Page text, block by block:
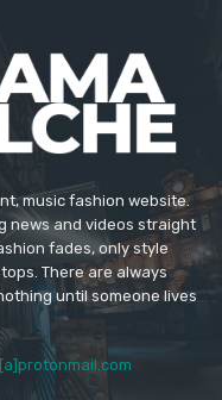
music fashion website.
news and videos straight
fades, only style
There are always
until someone lives